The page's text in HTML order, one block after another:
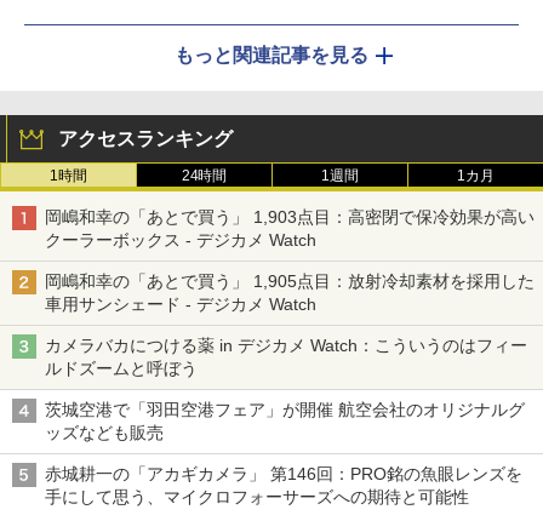
もっと関連記事を見る
アクセスランキング
1時間 24時間 1週間 1カ月
岡嶋和幸の「あとで買う」 1,903点目：高密閉で保冷効果が高い
クーラーボックス - デジカメ Watch
岡嶋和幸の「あとで買う」 1,905点目：放射冷却素材を採用した
車用サンシェード - デジカメ Watch
カメラバカにつける薬 in デジカメ Watch：こういうのはフィー
ルドズームと呼ぼう
茨城空港で「羽田空港フェア」が開催 航空会社のオリジナルグ
ッズなども販売
赤城耕一の「アカギカメラ」 第146回：PRO銘の魚眼レンズを
手にして思う、マイクロフォーサーズへの期待と可能性